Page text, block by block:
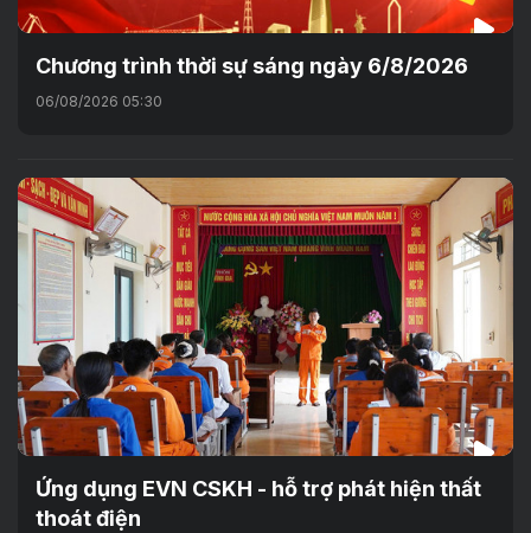
Chương trình thời sự sáng ngày 6/8/2026
06/08/2026 05:30
Ứng dụng EVN CSKH - hỗ trợ phát hiện thất
thoát điện